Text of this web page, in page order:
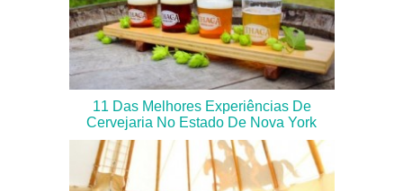
11 Das Melhores Experiências De
Cervejaria No Estado De Nova York